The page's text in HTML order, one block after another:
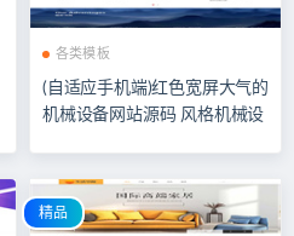
各类模板
(自适应手机端)红色宽屏大气的
机械设备网站源码 风格机械设
精品